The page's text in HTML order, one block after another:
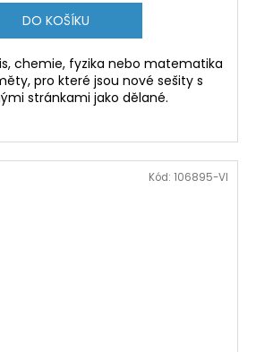
DO KOŠÍKU
chemie, fyzika nebo matematika
pro které jsou nové sešity s
stránkami jako dělané.
Kód: 106895-VI